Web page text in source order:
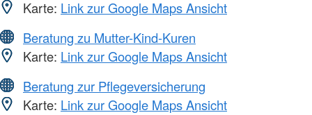
Karte: Link zur Google Maps Ansicht
Beratung zu Mutter-Kind-Kuren
Karte: Link zur Google Maps Ansicht
Beratung zur Pflegeversicherung
Karte: Link zur Google Maps Ansicht